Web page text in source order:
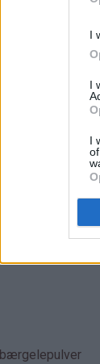
I
I
I
Bixit)